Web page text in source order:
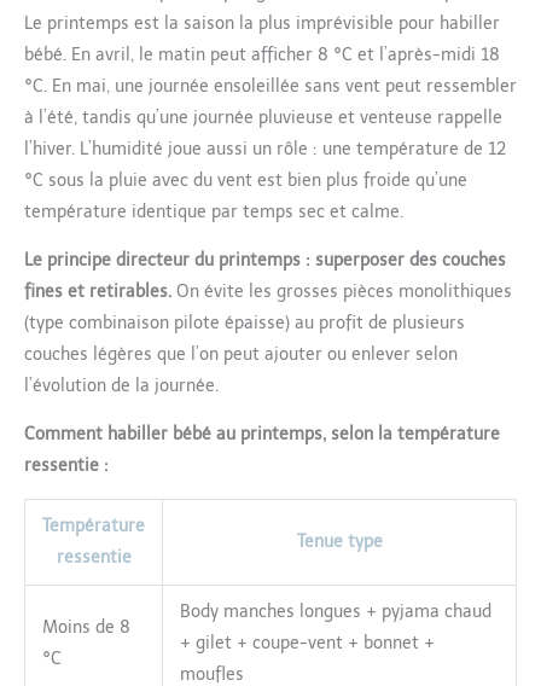
Le printemps est la saison la plus imprévisible pour habiller
bébé. En avril, le matin peut afficher 8 °C et l’après-midi 18
°C. En mai, une journée ensoleillée sans vent peut ressembler
à l’été, tandis qu’une journée pluvieuse et venteuse rappelle
l’hiver. L’humidité joue aussi un rôle : une température de 12
°C sous la pluie avec du vent est bien plus froide qu’une
température identique par temps sec et calme.
Le principe directeur du printemps : superposer des couches
fines et retirables. On évite les grosses pièces monolithiques
(type combinaison pilote épaisse) au profit de plusieurs
couches légères que l’on peut ajouter ou enlever selon
l’évolution de la journée.
Comment habiller bébé au printemps, selon la température
ressentie :
Température
ressentie
Tenue type
Moins de 8
°C
Body manches longues + pyjama chaud
+ gilet + coupe-vent + bonnet +
moufles